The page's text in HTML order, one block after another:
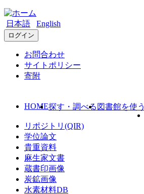
日本語 English
ログイン
お問合わせ
サイトポリシー
寄附
HOME探す・調べる 図書館を使う
リポジトリ(QIR)
学位論文
貴重資料
麻生家文書
蔵書印画像
炭鉱画像
水素材料DB